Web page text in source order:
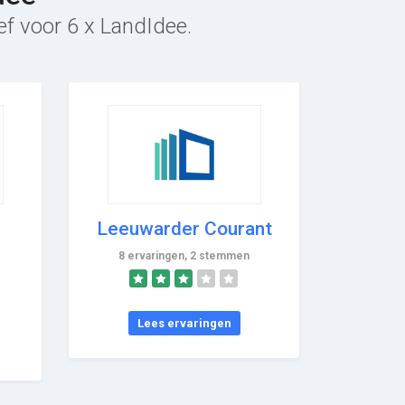
voor 6 x LandIdee.
Leeuwarder Courant
8 ervaringen, 2 stemmen
Lees ervaringen